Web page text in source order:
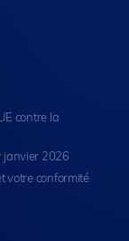
contre la
janvier 2026
votre conformité